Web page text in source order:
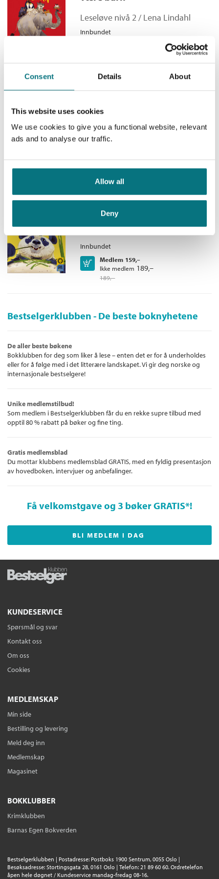
Consent Details About
This website uses cookies
We use cookies to give you a functional website, relevant
ads and to analyse our traffic.
Allow all
Deny
Illustratør:
Aas, Jens A. Larsen
Serie: Leseløve nivå 2
Leseløve nivå 2
Leseløve nivå 2 / Lena Lindahl
Innbundet
Leseløve nivå 2 - Alle må tisse
Leseløve nivå 2 /
Innbundet
Pris
Kjøp
Leseløve nivå 2 - Alle må
spise
Innbundet
Medlem 159,–
Ikke medlem 189,–
189,–
Kjøp
Bestselgerklubben - De beste boknyhetene
De aller beste bøkene
Bokklubben for deg som liker å lese – enten det er for å underholdes
eller for å følge med i det litterære landskapet. Vi gir deg norske og
internasjonale bestselgere!
Unike medlemstilbud!
Som medlem i Bestselgerklubben får du en rekke supre tilbud med
opptil 80 % rabatt på bøker og fine ting.
Gratis medlemsblad
Du mottar klubbens medlemsblad GRATIS, med en fyldig presentasjon
av hovedboken, intervjuer og anbefalinger.
Få velkomstgave og 3 bøker GRATIS*!
BLI MEDLEM I DAG
KUNDESERVICE
Spørsmål og svar
Kontakt oss
Om oss
Cookies
MEDLEMSKAP
Min side
Bestilling og levering
Meld deg inn
Medlemskap
Magasinet
BOKKLUBBER
Krimklubben
Barnas Egen Bokverden
Bestselgerklubben | Postadresse: Postboks 1900 Sentrum, 0055 Oslo |
Besøksadresse: Stortingsgata 28, 0161 Oslo | Telefon: 21 89 60 60. Ordretelefon
åpen hele døgnet / Kundeservice mandag-fredag 08-16.